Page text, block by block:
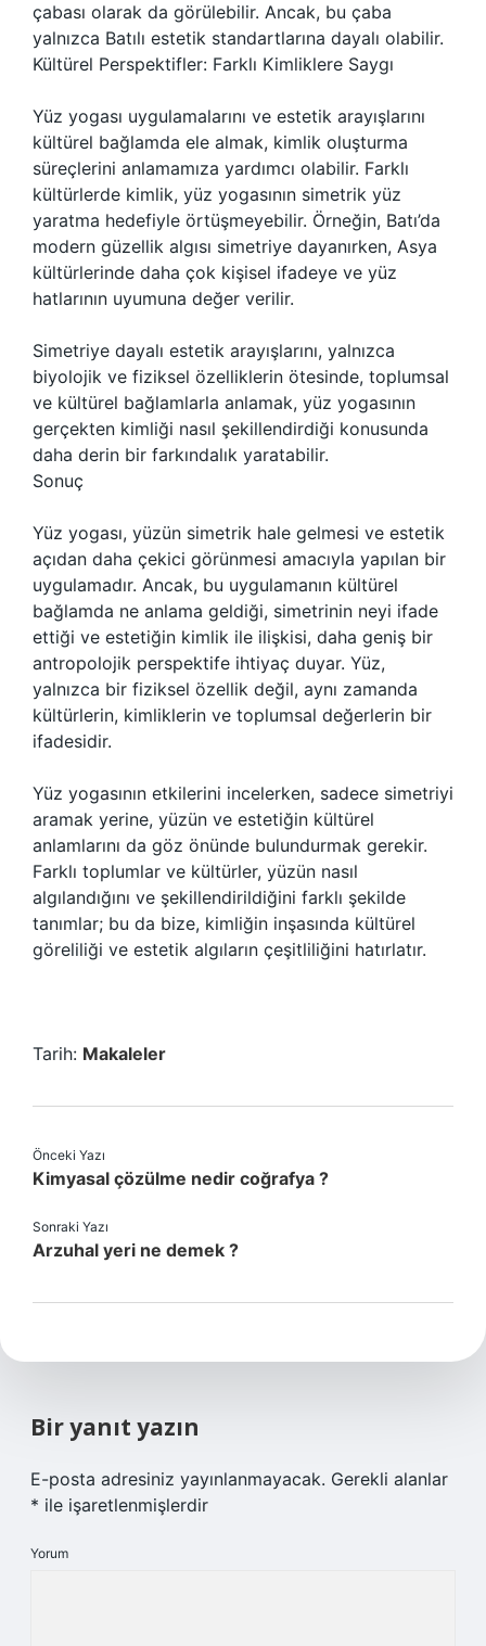
çabası olarak da görülebilir. Ancak, bu çaba
yalnızca Batılı estetik standartlarına dayalı olabilir.
Kültürel Perspektifler: Farklı Kimliklere Saygı
Yüz yogası uygulamalarını ve estetik arayışlarını
kültürel bağlamda ele almak, kimlik oluşturma
süreçlerini anlamamıza yardımcı olabilir. Farklı
kültürlerde kimlik, yüz yogasının simetrik yüz
yaratma hedefiyle örtüşmeyebilir. Örneğin, Batı’da
modern güzellik algısı simetriye dayanırken, Asya
kültürlerinde daha çok kişisel ifadeye ve yüz
hatlarının uyumuna değer verilir.
Simetriye dayalı estetik arayışlarını, yalnızca
biyolojik ve fiziksel özelliklerin ötesinde, toplumsal
ve kültürel bağlamlarla anlamak, yüz yogasının
gerçekten kimliği nasıl şekillendirdiği konusunda
daha derin bir farkındalık yaratabilir.
Sonuç
Yüz yogası, yüzün simetrik hale gelmesi ve estetik
açıdan daha çekici görünmesi amacıyla yapılan bir
uygulamadır. Ancak, bu uygulamanın kültürel
bağlamda ne anlama geldiği, simetrinin neyi ifade
ettiği ve estetiğin kimlik ile ilişkisi, daha geniş bir
antropolojik perspektife ihtiyaç duyar. Yüz,
yalnızca bir fiziksel özellik değil, aynı zamanda
kültürlerin, kimliklerin ve toplumsal değerlerin bir
ifadesidir.
Yüz yogasının etkilerini incelerken, sadece simetriyi
aramak yerine, yüzün ve estetiğin kültürel
anlamlarını da göz önünde bulundurmak gerekir.
Farklı toplumlar ve kültürler, yüzün nasıl
algılandığını ve şekillendirildiğini farklı şekilde
tanımlar; bu da bize, kimliğin inşasında kültürel
göreliliği ve estetik algıların çeşitliliğini hatırlatır.
Tarih: Makaleler
Önceki Yazı
Kimyasal çözülme nedir coğrafya ?
Sonraki Yazı
Arzuhal yeri ne demek ?
Bir yanıt yazın
E-posta adresiniz yayınlanmayacak. Gerekli alanlar
* ile işaretlenmişlerdir
Yorum